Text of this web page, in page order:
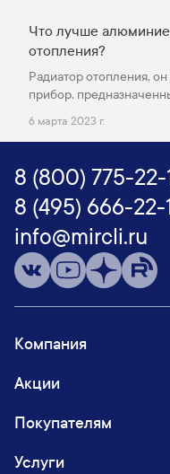
выбора электрического
решить какой
выбрать, необходимо
критериев:
Что лучше
отопления?
Радиатор отопления,
прибор,
конструкцию, внутри
батарея состоит из
производства
отличающиеся хорошей
алюминий.
6 марта 2023 г.
8 (800) 775-22-
8 (495) 666-22-
info@mircli.ru
Компания
Акции
Покупателям
Услуги